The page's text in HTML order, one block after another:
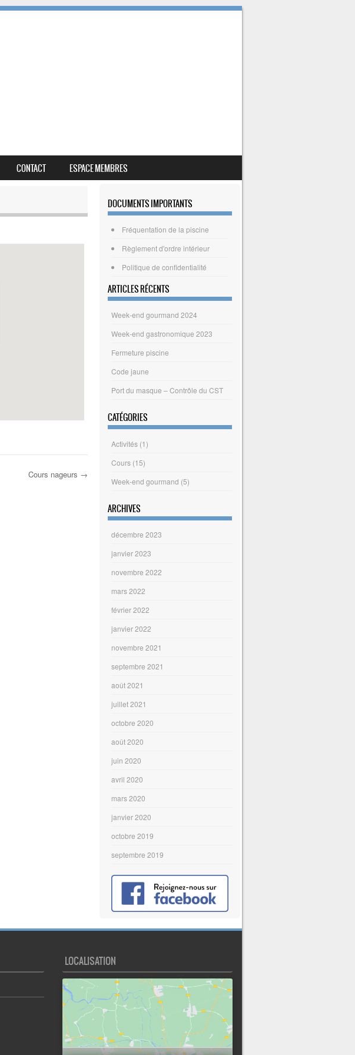
CONTACT ESPACE MEMBRES
Cours nageurs →
DOCUMENTS IMPORTANTS
Fréquentation de la piscine
Règlement d'ordre intérieur
Politique de confidentialité
ARTICLES RÉCENTS
Week-end gourmand 2024
Week-end gastronomique 2023
Fermeture piscine
Code jaune
Port du masque – Contrôle du CST
CATÉGORIES
Activités (1)
Cours (15)
Week-end gourmand (5)
ARCHIVES
décembre 2023
janvier 2023
novembre 2022
mars 2022
février 2022
janvier 2022
novembre 2021
septembre 2021
août 2021
juillet 2021
octobre 2020
août 2020
juin 2020
avril 2020
mars 2020
janvier 2020
octobre 2019
septembre 2019
LOCALISATION